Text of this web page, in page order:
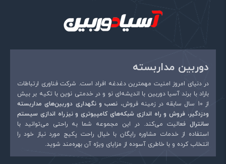
دوربین مداربسته
در دنیای امروز امنیت مهمترین دغدغه افراد است. شرکت فناوری ارتباطات
باراد با برند آسیا دوربین با اندیشه‌ای نو و در خدمتی نوین با تکیه بر بیش
از 10 سال سابقه در زمینه فروش،
نصب و نگهداری دوربین‌های مداربسته
ودزدگیر، فروش و راه اندازی شبکه‌های کامپیوتری و نیزراه اندازی سیستم
سانترال فعالیت می‌کند. در این مجموعه شما به راحتی می‌توانید با
استفاده از خدمات مشاوره رایگان با خیال راحت پکیج مورد نیاز خود را
انتخاب کرده و با خاطری آسوده از مزایای ویژه آن بهره‌مند شوید.